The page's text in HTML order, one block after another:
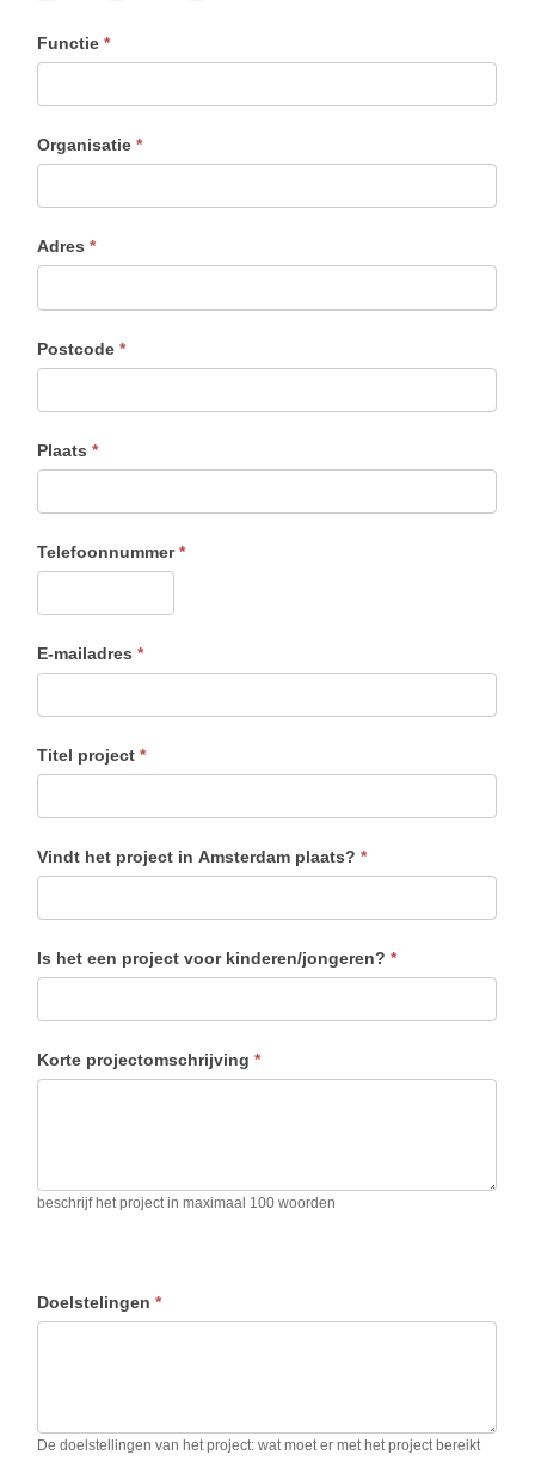
Functie*
Organisatie*
Adres*
Postcode*
Plaats*
Telefoonnummer*
E-mailadres*
Titel project*
Vindt het project in Amsterdam plaats?*
Is het een project voor kinderen/jongeren?*
Korte projectomschrijving*
beschrijf het project in maximaal 100 woorden
Doelstelingen*
De doelstellingen van het project: wat moet er met het project bereikt